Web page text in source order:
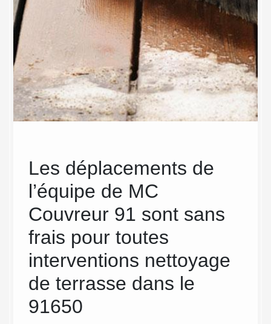
Les déplacements de
l’équipe de MC
Couvreur 91 sont sans
frais pour toutes
interventions nettoyage
de terrasse dans le
91650